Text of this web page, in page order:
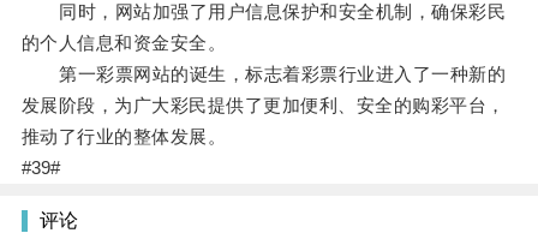
同时，网站加强了用户信息保护和安全机制，确保彩民
的个人信息和资金安全。
第一彩票网站的诞生，标志着彩票行业进入了一种新的
发展阶段，为广大彩民提供了更加便利、安全的购彩平台，
推动了行业的整体发展。
#39#
评论